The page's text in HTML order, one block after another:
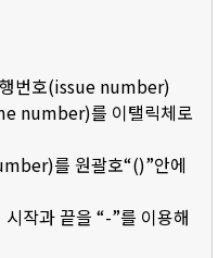
번호(issue number)
number)를 이탤릭체로
를 원괄호“()”안에
작과 끝을 “-”를 이용해